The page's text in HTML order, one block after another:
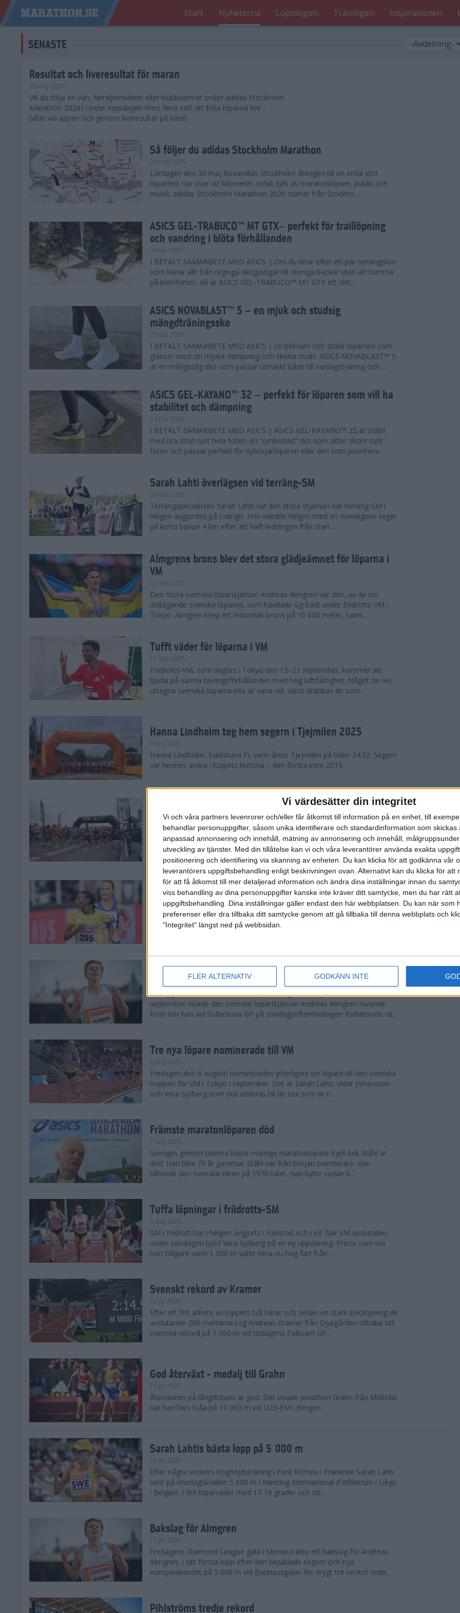
Vi värdesätter din integritet
Vi och våra partners levenrorer och/eller får åtkomst till information på en enhet, till
behandlar personuppgifter, såsom unika identifierare och standardinformation som skickas
anpassad annonsering och innehåll, mätning av annonsering och innehåll,
utveckling av tjänster. Med din tillåtelse kan vi och våra leverantörer använda exakta
positionering och identifiering via skanning av enheten. Du kan klicka för att godkänna vår
leverantörers uppgiftsbehandling enligt beskrivningen ovan. Alternativt kan du klicka för att
för att få åtkomst till mer detaljerad information och ändra dina inställningar innan du
viss behandling av dina personuppgifter kanske inte kräver ditt samtycke, men du har rätt
uppgiftsbehandling. Dina inställningar gäller endast den här webbplatsen. Du kan när som
preferenser eller dra tillbaka ditt samtycke genom att gå tillbaka till denna webbplats och
"Integritet" längst ned på webbsidan.
FLER ALTERNATIV GODKÄNN INTE
Start Nyheterna Löpningen Träningen Inspirationen
SENASTE
Resultat och liveresultat för maran
28 maj 2026
​Vill du följa en vän, familjemedlem eller klubbkamrat under adidas Stockholm
Marathon 2026? Under loppdagen finns flera sätt att följa löparna live –
både via appen och genom liveresultat på nätet.
Så följer du adidas Stockholm Marathon
28 maj 2026
Lördagen den 30 maj förvandlas Stockholm återigen till en enda stor
löparfest när över 42 kilometer asfalt fylls av maratonlöpare, publik och
musik. adidas Stockholm Marathon 2026 startar från Stockho...
ASICS GEL-TRABUCO™ MT GTX– perfekt för traillöpning
och vandring i blöta förhållanden
4 mar 2026
I BETALT SAMARBETE MED ASICS | Om du letar efter ett par terrängskor
som klarar allt från regniga skogsstigar till steniga backar utan att tumma
på komforten, då är ASICS GEL-TRABUCO™ MT GTX ett rikti...
ASICS NOVABLAST™ 5 – en mjuk och studsig
mängdträningssko
25 feb 2026
I BETALT SAMARBETE MED ASICS | En bekväm och stabil löparsko som
glänser med sin mjuka dämpning och sköna studs. ASICS NOVABLAST™ 5
är en mångsidig sko som passar utmärkt både till vardagsträning och ...
ASICS GEL-KAYANO™ 32 – perfekt för löparen som vill ha
stabilitet och dämpning
24 feb 2026
I BETALT SAMARBETE MED ASICS | ASICS GEL-KAYANO™ 32 är stabil
med bra stöd runt hela foten. En ”ombonad” sko som sitter skönt runt
foten och passar perfekt för nybörjarlöparen eller den som prioritera...
Sarah Lahti överlägsen vid terräng-SM
20 okt 2025
Terrängspecialisten Sarah Lahti var den stora stjärnan när terräng-SM i
helgen avgjordes på Lidingö. Hon inledde helgen med en överlägsen seger
på korta banan 4 km efter att haft ledningen från start ...
Almgrens brons blev det stora glädjeämnet för löparna i
VM
23 sep 2025
Den stora svenska löparstjärnan Andreas Almgren var den, av de nio
deltagande svenska löparna, som hävdade sig bäst under friidrotts-VM i
Tokyo. Almgren knep ett historiskt brons på 10 000 meter, samt...
Tufft väder för löparna i VM
11 sep 2025
Friidrotts-VM, som avgörs i Tokyo den 13–21 september, kommer att
bjuda på varma tävlingsförhållanden med hög luftfuktighet. Något de nio
uttagna svenska löparna inte är vana vid. Värst drabbas de som...
Hanna Lindholm tog hem segern i Tjejmilen 2025
6 sep 2025
Hanna Lindholm, Eskilstuna FI, vann årets Tjejmilen på tiden 34:32. Segern
var hennes andra i loppets historia – den första kom 2019.
Snabbaste segertiden på 12 år i rekordstort adidas
Stockholm Halvmaraton
30 aug 2025
Ett slutsålt och rekordstort adidas Stockholm Halvmaraton avgjordes i
nästintill perfekt löparväder. 18 grader, mulet och väldigt lite vind. Totalt
var 19,866 löpare anmälda, varav 15,807 kom till sta...
Löparna viktiga när Sverige vann Finnkampen
26 aug 2025
Den hundrade upplagan av Finnkampen, världens äldsta och största
landskamp i friidrott, avgjordes inför fullsatta läktare på Stockholms
Svenskt rekord när Almgren testade VM-formen
En dryg månad före friidrotts-VM, som avgörs i Tokyo den 13-21
september visade den svenske löparstjärnan Andreas Almgren lovande
form när han vid Sollentuna GP på söndagseftermiddagen förbättrade sit...
Tre nya löpare nominerade till VM
8 aug 2025
Fredagen den 8 augusti nominerades ytterligare tre löpare till den svenska
truppen för VM i Tokyo i september. Det är Sarah Lahti, Vidar Johansson
och Vera Sjöberg som ska adderas till de sex som är n...
Främste maratonlöparen död
7 aug 2025
Sveriges genom tiderna bäste manlige maratonlöpare Kjell-Erik Ståhl är
död. Han blev 79 år gammal. Ståhl var från början orienterare. Han
tillhörde den svenska eliten på 1970-talet. Han bytte sedan ti...
Tuffa löpningar i friidrotts-SM
3 aug 2025
SM i friidrott har i helgen avgjorts i Karlstad och i Kil. När SM avslutades
under söndagen bjöd Vera Sjöberg på en ny uppvisning. Precis som när
hon tidigare vann 1 500 m satte Vera nu hög fart från ...
Svenskt rekord av Kramer
22 jul 2025
Efter ett fint arbete av loppets två harar och sedan en stark sololöpning de
avslutande 200 metrarna tog Andreas Kramer från Djurgården tillbaka sitt
svenska rekord på 1 000 m vid tisdagens Folksam GP...
God återväxt - medalj till Grahn
18 jul 2025
Återväxten på långdistans är god. Det visade Jonathon Grahn från Mölndal
när han blev tvåa på 10 000 m vid U23-EM i Bergen.
Sarah Lahtis bästa lopp på 5 000 m
16 jul 2025
Efter några veckors höghöjdsträning i Font Romeu i Frankrike Sarah Lahti
sent på onsdagskvällen 5 000 m i Meeting International d´Athletism i Liège
i Belgien. I fint löparväder med 17-18 grader och ob...
Bakslag för Almgren
11 jul 2025
Fredagens Diamond League gala i Monaco blev ett bakslag för Andreas
Almgren, I sitt första lopp efter den bejublade segern och nya
europarekordet på 5 000 m vid Bauhausgalan för drygt tre veckof seda...
Pihlströms tredje rekord